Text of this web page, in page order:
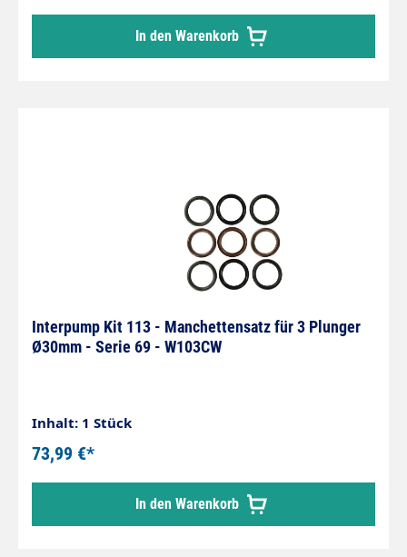
In den Warenkorb
Interpump Kit 113 - Manchettensatz für 3 Plunger
Ø30mm - Serie 69 - W103CW
Inhalt: 1 Stück
73,99 €*
In den Warenkorb